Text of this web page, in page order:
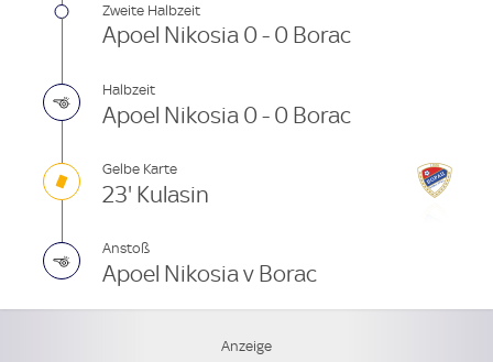
Zweite Halbzeit
Apoel Nikosia 0 - 0 Borac
Halbzeit
Apoel Nikosia 0 - 0 Borac
Gelbe Karte
23' Kulasin
Anstoß
Apoel Nikosia v Borac